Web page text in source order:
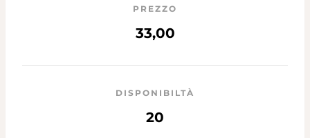
PREZZO
33,00
DISPONIBILTÀ
20